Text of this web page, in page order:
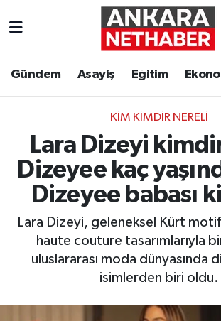
Gündem Asayiş Eğitim
KIM KIMDIR NERELI
Lara Dizeyi
Dizeyee kaç
Dizeyee babası
Lara Dizeyi, geleneksel Kürt
haute couture tasarımlarıyla
uluslararası moda dünyasında
isimlerden biri oldu.
Ekonomi
Gündem
Kim Kimdir Nereli
Resmi İlanlar
Sağlık
Ankara Hava Durumu
Tüm Manşetler
Son Dakika Haberleri
Haber Arşivi